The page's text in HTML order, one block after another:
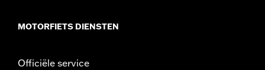
MOTORFIETS DIENSTEN
Officiële service